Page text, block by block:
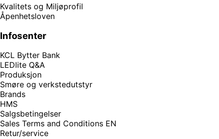
Kvalitets og Miljøprofil
Åpenhetsloven
Infosenter
KCL Bytter Bank
LEDlite Q&A
Produksjon
Smøre og verkstedutstyr
Brands
HMS
Salgsbetingelser
Sales Terms and Conditions EN
Retur/service